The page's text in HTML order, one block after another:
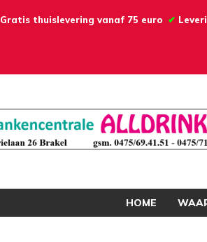
Gratis thuislevering vanaf 75 euro ✔
HOME